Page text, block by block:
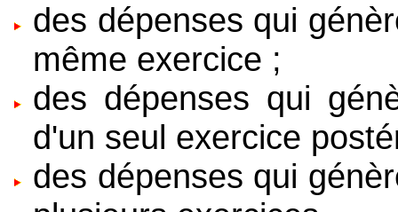
des dépenses qui
même exercice ;
des dépenses qui
d'un seul exercice
des dépenses qui